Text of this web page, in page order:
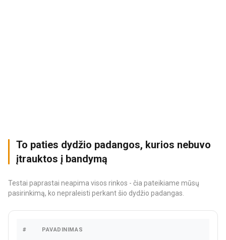
To paties dydžio padangos, kurios nebuvo
įtrauktos į bandymą
Testai paprastai neapima visos rinkos - čia pateikiame mūsų
pasirinkimą, ko nepraleisti perkant šio dydžio padangas.
# PAVADINIMAS